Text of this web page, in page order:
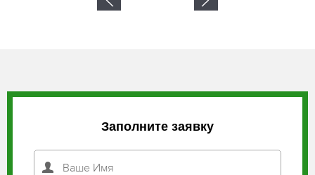
Заполните заявку